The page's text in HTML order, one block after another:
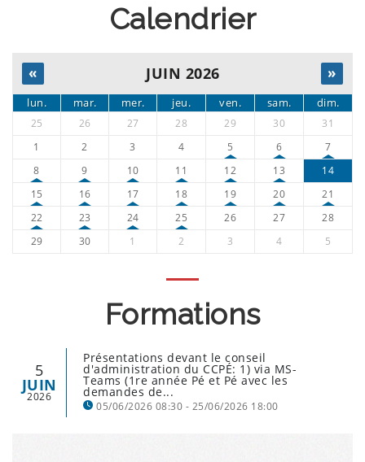
Calendrier
« JUIN 2026 »
lun. mar. mer. jeu. ven. sam. dim.
25 26 27 28 29 30
31
1
2 3 4 5 6
7
8
9 10 11 12 13
14
15
16 17 18 19 20
21
22
23 24 25 26 27
28
29
30 1 2 3 4 5
Formations
5
JUIN
2026
Présentations devant le conseil
d'administration du CCPÉ: 1) via MS-
Teams (1re année Pé et Pé avec les
demandes de...
05/06/2026 08:30 - 25/06/2026 18:00